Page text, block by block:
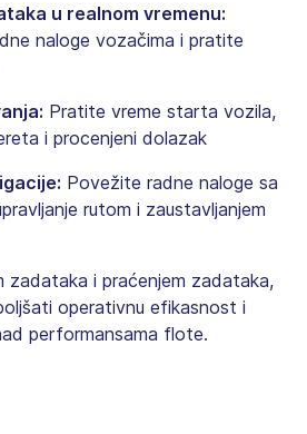
u realnom vremenu:
naloge vozačima i pratite
Pratite vreme starta vozila,
i procenjeni dolazak
Povežite radne naloge sa
rutom i zaustavljanjem
zadataka i praćenjem zadataka,
operativnu efikasnost i
performansama flote.